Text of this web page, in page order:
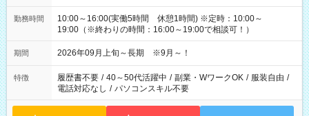
勤務時間
10:00～16:00(実働5時間 休憩1時間) ※定時：10:00～
19:00（※終わりの時間：16:00～19:00で相談可！）
期間 2026年09月上旬～長期 ※9月～！
特徴 履歴書不要 / 40～50代活躍中 / 副業・WワークOK / 服装自由 /
電話対応なし / パソコンスキル不要